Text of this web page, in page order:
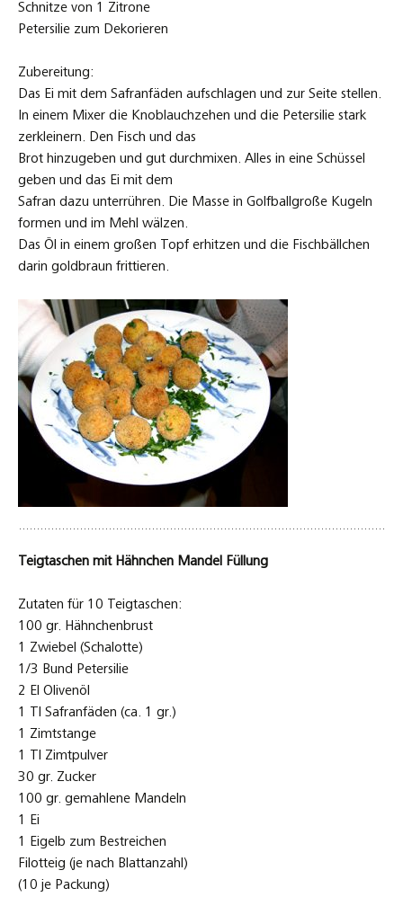
Schnitze von 1 Zitrone
Petersilie zum Dekorieren
Zubereitung:
Das Ei mit dem Safranfäden aufschlagen und zur Seite stellen.
In einem Mixer die Knoblauchzehen und die Petersilie stark
zerkleinern. Den Fisch und das
Brot hinzugeben und gut durchmixen. Alles in eine Schüssel
geben und das Ei mit dem
Safran dazu unterrühren. Die Masse in Golfballgroße Kugeln
formen und im Mehl wälzen.
Das Öl in einem großen Topf erhitzen und die Fischbällchen
darin goldbraun frittieren.
Teigtaschen mit Hähnchen Mandel Füllung
Zutaten für 10 Teigtaschen:
100 gr. Hähnchenbrust
1 Zwiebel (Schalotte)
1/3 Bund Petersilie
2 El Olivenöl
1 Tl Safranfäden (ca. 1 gr.)
1 Zimtstange
1 Tl Zimtpulver
30 gr. Zucker
100 gr. gemahlene Mandeln
1 Ei
1 Eigelb zum Bestreichen
Filotteig (je nach Blattanzahl)
(10 je Packung)